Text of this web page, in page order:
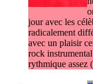
jour avec les
radicalement
avec un plaisir
rock
rythmique